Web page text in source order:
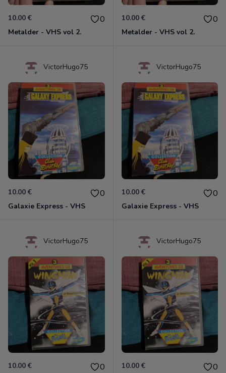
10.00 € 0
Metalder - VHS vol 2.
10.00 € 0
Metalder - VHS vol 2.
VictorHugo75
10.00 € 0
Galaxie Express - VHS
VictorHugo75
10.00 € 0
Galaxie Express - VHS
VictorHugo75
10.00 € 0
VictorHugo75
10.00 € 0